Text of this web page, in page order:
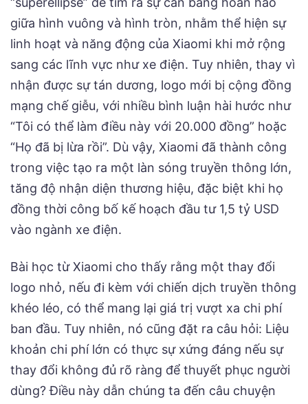
giữa hình vuông và hình tròn, nhằm thể hiện sự
linh hoạt và năng động của Xiaomi khi mở rộng
sang các lĩnh vực như xe điện. Tuy nhiên, thay vì
nhận được sự tán dương, logo mới bị cộng đồng
mạng chế giễu, với nhiều bình luận hài hước như
“Tôi có thể làm điều này với 20.000 đồng” hoặc
“Họ đã bị lừa rồi”. Dù vậy, Xiaomi đã thành công
trong việc tạo ra một làn sóng truyền thông lớn,
tăng độ nhận diện thương hiệu, đặc biệt khi họ
đồng thời công bố kế hoạch đầu tư 1,5 tỷ USD
vào ngành xe điện.
Bài học từ Xiaomi cho thấy rằng một thay đổi
logo nhỏ, nếu đi kèm với chiến dịch truyền thông
khéo léo, có thể mang lại giá trị vượt xa chi phí
ban đầu. Tuy nhiên, nó cũng đặt ra câu hỏi: Liệu
khoản chi phí lớn có thực sự xứng đáng nếu sự
thay đổi không đủ rõ ràng để thuyết phục người
dùng? Điều này dẫn chúng ta đến câu chuyện